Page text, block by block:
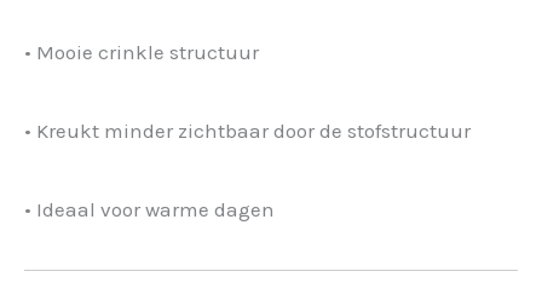
• Mooie crinkle structuur
• Kreukt minder zichtbaar door de stofstructuur
• Ideaal voor warme dagen